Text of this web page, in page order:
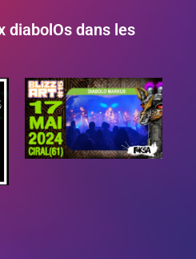
diabolOs dans les